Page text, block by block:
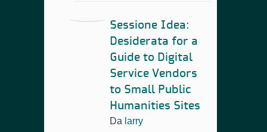
Sessione Idea:
Desiderata for a
Guide to Digital
Service Vendors
to Small Public
Humanities Sites
Da larry